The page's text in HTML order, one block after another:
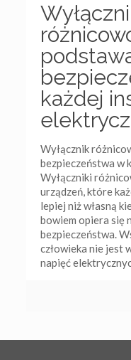
każdej
Wyłącznik
bezpieczeństwa w
Wyłączniki
urządzeń, które
lepiej niż własną
bowiem opiera się
bezpieczeństwa.
człowieka nie jest
napięć